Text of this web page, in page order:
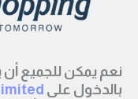
نعم يمكن للجميع أن
بالدخول على